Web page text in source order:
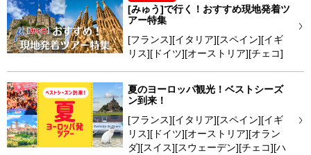
[みゅう]で行く！おすすめ現地発着ツ
アー特集
[フランス][イタリア][スペイン][イギ
リス][ドイツ][オーストリア][チェコ]
夏のヨーロッパ観光！ベストシーズ
ン到来！
[フランス][イタリア][スペイン][イギ
リス][ドイツ][オーストリア][オラン
ダ][スイス][スウェーデン][チェコ][ハ